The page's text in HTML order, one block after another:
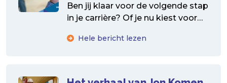
Ben jij klaar voor de volgende stap
in je carrière? Of je nu kiest voor
Hele bericht lezen